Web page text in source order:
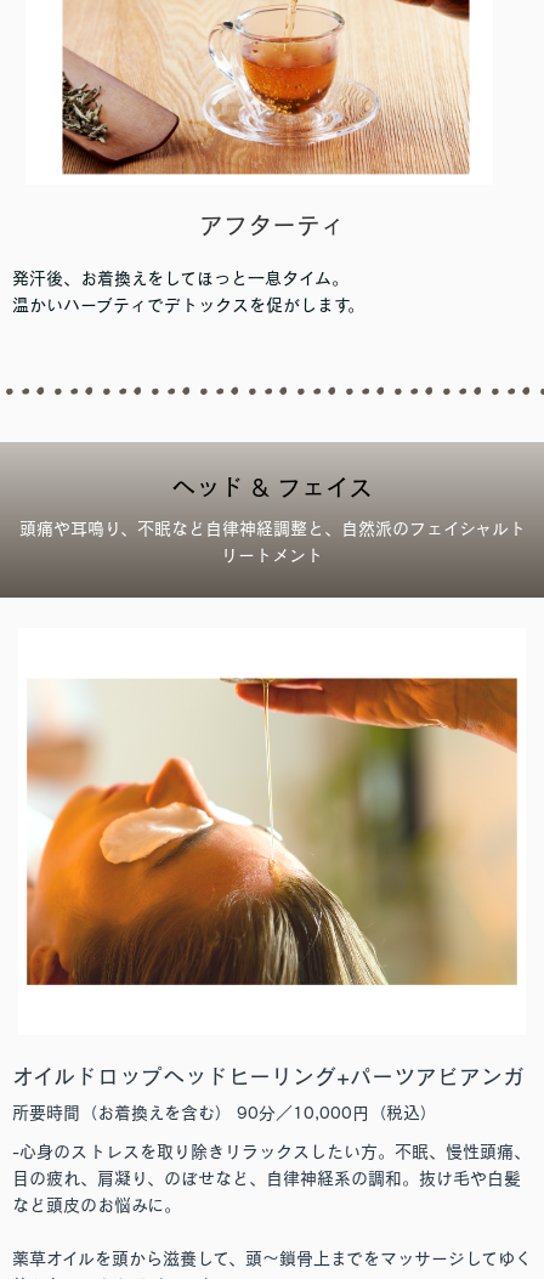
アフターティ
発汗後、お着換えをしてほっと一息タイム。
温かいハーブティでデトックスを促がします。
ヘッド & フェイス
頭痛や耳鳴り、不眠など自律神経調整と、自然派のフェイシャルト
リートメント
オイルドロップヘッドヒーリング+パーツアビアンガ
所要時間（お着換えを含む） 90分／10,000円（税込）
-心身のストレスを取り除きリラックスしたい方。不眠、慢性頭痛、
目の疲れ、肩凝り、のぼせなど、自律神経系の調和。抜け毛や白髪
など頭皮のお悩みに。
薬草オイルを頭から滋養して、頭～鎖骨上までをマッサージしてゆく